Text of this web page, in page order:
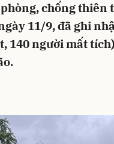
chống thiên
11/9, đã ghi
140 người mất